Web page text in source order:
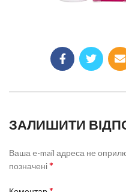
ЗАЛИШИТИ
Ваша e-mail адреса не
позначені*